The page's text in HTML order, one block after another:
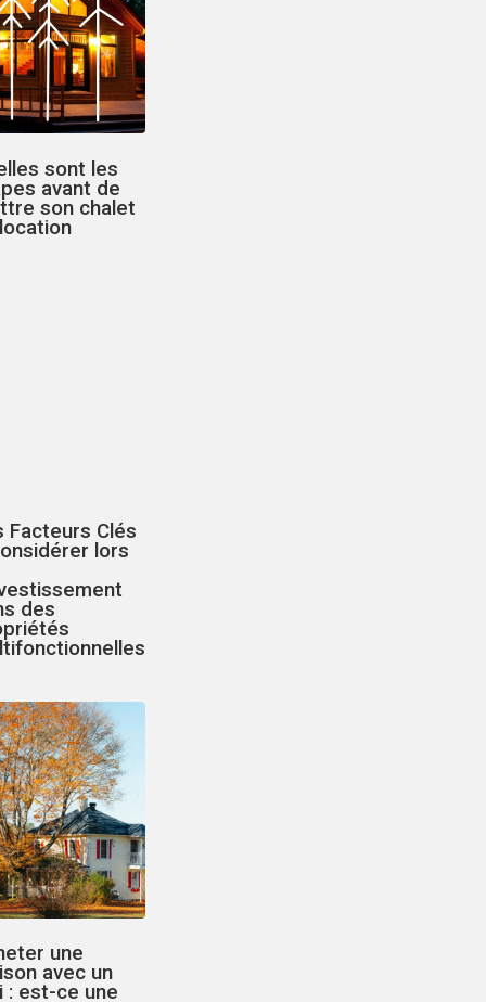
sont les
avant de
son chalet
Facteurs Clés
lors
des
une
avec un
: est-ce une